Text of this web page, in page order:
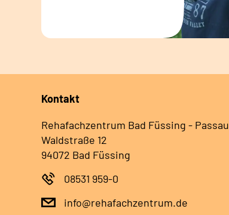
Kontakt
Rehafachzentrum Bad Füssing - Passau
Waldstraße 12
94072 Bad Füssing
08531 959-0
info@rehafachzentrum.de